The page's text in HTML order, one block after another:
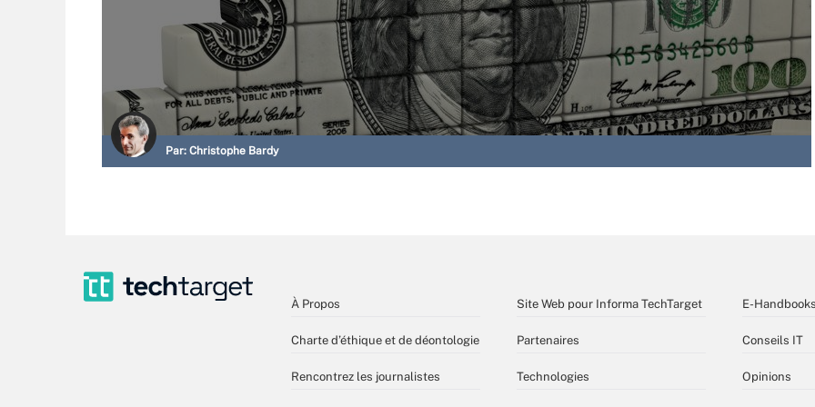
Par: Christophe Bardy
À Propos
Charte d’éthique et de déontologie
Rencontrez les journalistes
Site Web pour Informa TechTarget
Partenaires
Technologies
E-
Conseils IT
Opinions